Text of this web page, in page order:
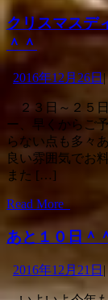
クリスマスデ
＾＾
2016年12月26日
２３日～２５
ー、早くからご
らない点も多々
良い雰囲気でお
また […]
Read More
あと１０日＾
2016年12月21日 |